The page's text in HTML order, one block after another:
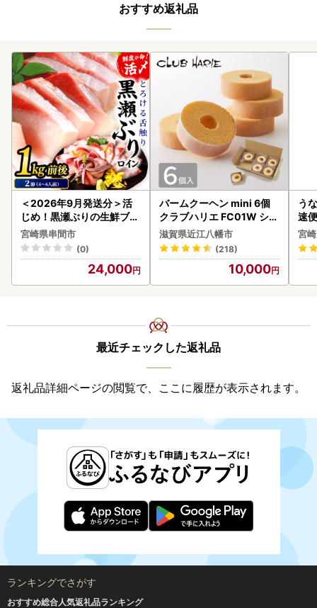
おすすめ返礼品
＜2026年9月発送分＞活
じめ！黒瀬ぶりの生鮮ブリ
ロイン2節（1.0kg前後）_
K001-012-2609
宮崎県串間市
(0)
24,000
バームクーヘン mini 6個
クラブハリエ FC01W シェ
アボックス バウムクーヘ
ン
滋賀県近江八幡市
(218)
10,000
う
速
g以
宮
最近チェックした返礼品
返礼品詳細ページの閲覧で、ここに履歴が表示されます。
ランキングでさがす
おすすめ総合人気返礼品ランキング